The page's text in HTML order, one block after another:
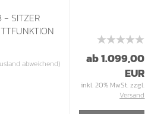
- SITZER
abweichend)
ab 1.099,00
EUR
inkl. 20% MwSt. zzgl.
Versand